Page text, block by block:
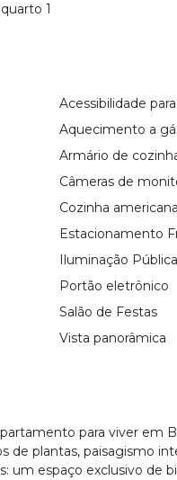
1
Acessibilidade
Aquecimento a
Armário de
Câmeras de
Cozinha americana
Estacionamento
Iluminação Pública
Portão eletrônico
Salão de Festas
Vista panorâmica
para viver em
de plantas, paisagismo
um espaço exclusivo de